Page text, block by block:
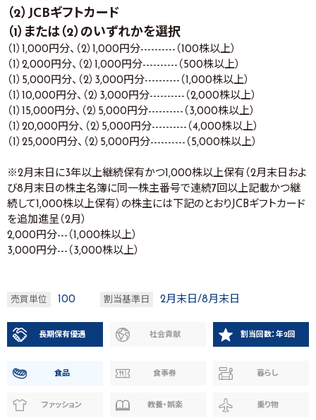
（2）JCBギフトカード
（1）または（2）のいずれかを選択
（1）1,000円分、（2）1,000円分----------（100株以上）
（1）2,000円分、（2）1,000円分----------（500株以上）
（1）5,000円分、（2）3,000円分----------（1,000株以上）
（1）10,000円分、（2）3,000円分----------（2,000株以上）
（1）15,000円分、（2）5,000円分----------（3,000株以上）
（1）20,000円分、（2）5,000円分----------（4,000株以上）
（1）25,000円分、（2）5,000円分----------（5,000株以上）
※2月末日に3年以上継続保有かつ1,000株以上保有（2月末日およ
び8月末日の株主名簿に同一株主番号で連続7回以上記載かつ継
続して1,000株以上保有）の株主には下記のとおりJCBギフトカード
を追加進呈（2月）
2,000円分---（1,000株以上）
3,000円分---（3,000株以上）
売買単位 100 割当基準日 2月末日/8月末日
長期保有優遇 社会貢献 割当回数：年2回
食品 食事券 暮らし
ファッション 教養・娯楽 乗り物